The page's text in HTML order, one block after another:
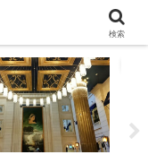
ブログ
検索